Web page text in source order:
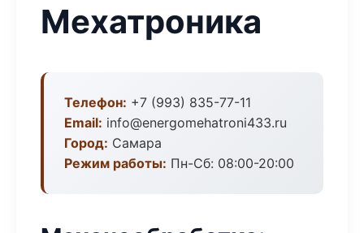
Мехатроника
Телефон: +7 (993) 835-77-11
Email: info@energomehatroni433.ru
Город: Самара
Режим работы: Пн-Сб: 08:00-20:00